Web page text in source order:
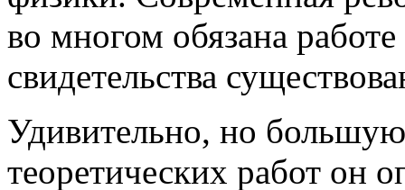
во многом обязана
свидетельства
Удивительно, но
теоретических работ он